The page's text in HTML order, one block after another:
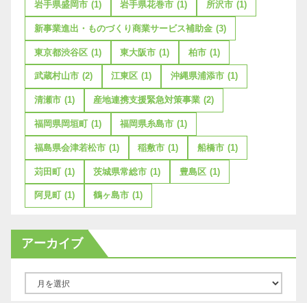
岩手県盛岡市 (1) 岩手県花巻市 (1) 所沢市 (1)
新事業進出・ものづくり商業サービス補助金 (3)
東京都渋谷区 (1) 東大阪市 (1) 柏市 (1)
武蔵村山市 (2) 江東区 (1) 沖縄県浦添市 (1)
清瀬市 (1) 産地連携支援緊急対策事業 (2)
福岡県岡垣町 (1) 福岡県糸島市 (1)
福島県会津若松市 (1) 稲敷市 (1) 船橋市 (1)
苅田町 (1) 茨城県常総市 (1) 豊島区 (1)
阿見町 (1) 鶴ヶ島市 (1)
アーカイブ